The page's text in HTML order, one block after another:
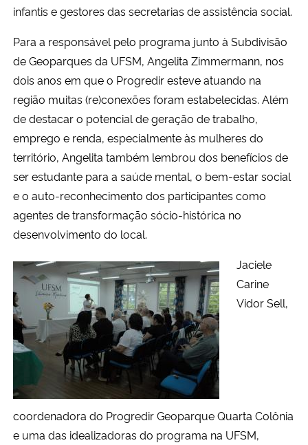
infantis e gestores das secretarias de assistência social.
Para a responsável pelo programa junto à Subdivisão
de Geoparques da UFSM, Angelita Zimmermann, nos
dois anos em que o Progredir esteve atuando na
região muitas (re)conexões foram estabelecidas. Além
de destacar o potencial de geração de trabalho,
emprego e renda, especialmente às mulheres do
território, Angelita também lembrou dos benefícios de
ser estudante para a saúde mental, o bem-estar social
e o auto-reconhecimento dos participantes como
agentes de transformação sócio-histórica no
desenvolvimento do local.
Jaciele
Carine
Vidor Sell,
coordenadora do Progredir Geoparque Quarta Colônia
e uma das idealizadoras do programa na UFSM,